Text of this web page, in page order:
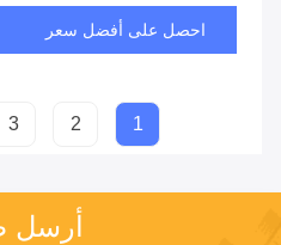
احصل على أفضل سعر
1
2
3
أرسل